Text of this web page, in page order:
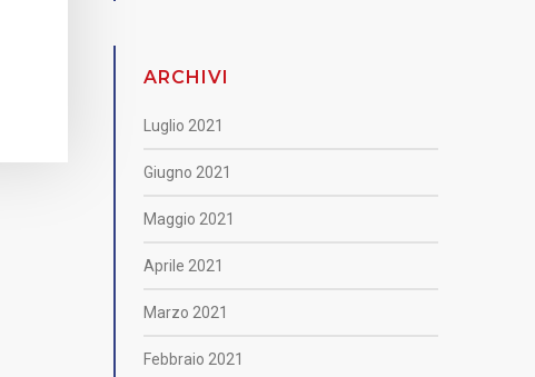
ARCHIVI
Luglio 2021
Giugno 2021
Maggio 2021
Aprile 2021
Marzo 2021
Febbraio 2021